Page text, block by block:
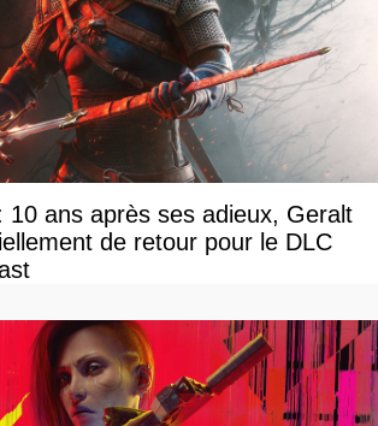
10 ans après ses adieux, Geralt
de retour pour le DLC